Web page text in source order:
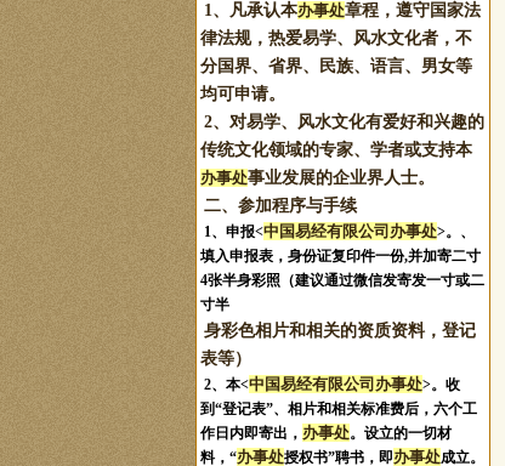
1、凡承认本办事处章程，遵守国家法
律法规，热爱易学、风水文化者，不
分国界、省界、民族、语言、男女等
均可申请。
2、对易学、风水文化有爱好和兴趣的
传统文化领域的专家、学者或支持本
办事处事业发展的企业界人士。
二、参加程序与手续
1、申报<中国易经有限公司办事处>。 、
填入申报表，身份证复印件一份,并加寄二寸
4张半身彩照（建议通过微信发寄发一寸或二
寸半
身彩色相片和相关的资质资料，登记
表等）
2、本<中国易经有限公司办事处>。收
到“登记表”、相片和相关标准费后，六个工
作日内即寄出， 办事处。设立的一切材
料，“办事处授权书”聘书，即办事处成立。